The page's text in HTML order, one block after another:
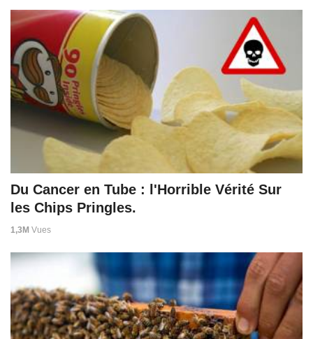
Du Cancer en Tube : l'Horrible Vérité Sur
les Chips Pringles.
1,3M Vues